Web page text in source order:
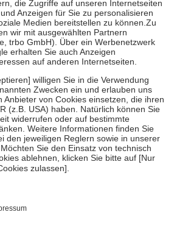
sind jedoch nie mehr als die tatsächlichen
auch für Online-Apotheken.
Krankenpflege beträgt die
der Kosten sowie zehn Euro je
Versicherten für ihre eigene Gesundheit zu
Stellung der Familie zu unterstützen,
an bei:
bis zum vollendeten 18. Lebensjahr
und Früherkennung, die von der
als unabhängigen Dienstleister für die